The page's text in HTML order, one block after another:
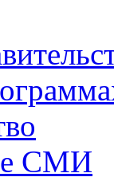
СМИ